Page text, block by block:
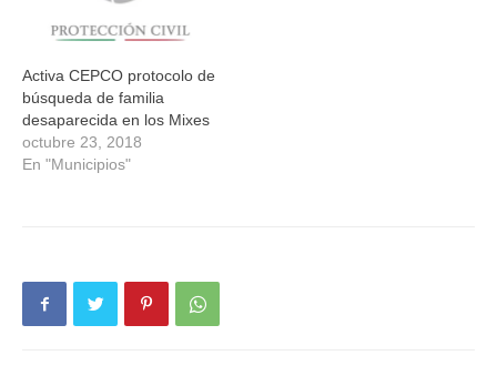
Activa CEPCO protocolo de
búsqueda de familia
desaparecida en los Mixes
octubre 23, 2018
En "Municipios"